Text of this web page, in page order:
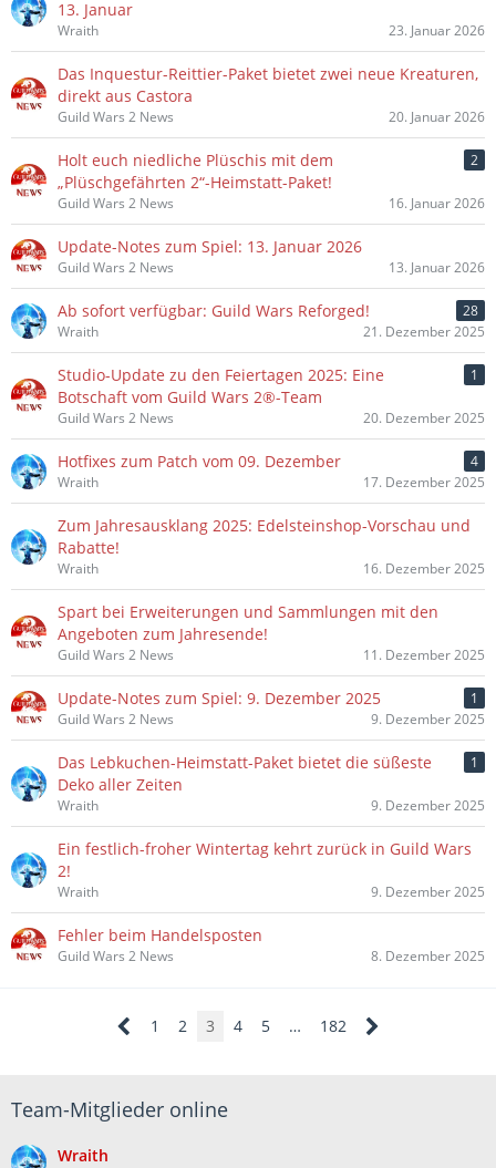
13. Januar
Wraith 23. Januar 2026
Das Inquestur-Reittier-Paket bietet zwei neue Kreaturen,
direkt aus Castora
Guild Wars 2 News 20. Januar 2026
Holt euch niedliche Plüschis mit dem
„Plüschgefährten 2“-Heimstatt-Paket!
2
Guild Wars 2 News 16. Januar 2026
Update-Notes zum Spiel: 13. Januar 2026
Guild Wars 2 News 13. Januar 2026
Ab sofort verfügbar: Guild Wars Reforged!
28
Wraith
21. Dezember 2025
Studio-Update zu den Feiertagen 2025: Eine
Botschaft vom Guild Wars 2®-Team
1
Guild Wars 2 News 20. Dezember 2025
Hotfixes zum Patch vom 09. Dezember
4
Wraith
17. Dezember 2025
Zum Jahresausklang 2025: Edelsteinshop-Vorschau und
Rabatte!
Wraith 16. Dezember 2025
Spart bei Erweiterungen und Sammlungen mit den
Angeboten zum Jahresende!
Guild Wars 2 News 11. Dezember 2025
Update-Notes zum Spiel: 9. Dezember 2025
1
Guild Wars 2 News
9. Dezember 2025
Das Lebkuchen-Heimstatt-Paket bietet die süßeste
Deko aller Zeiten
1
Wraith 9. Dezember 2025
Ein festlich-froher Wintertag kehrt zurück in Guild Wars
2!
Wraith 9. Dezember 2025
Fehler beim Handelsposten
Guild Wars 2 News 8. Dezember 2025
1 2 3 4 5 … 182
Team-Mitglieder online
Wraith